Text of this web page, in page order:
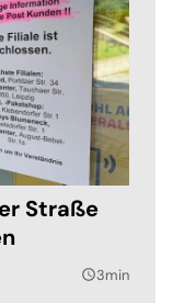
Straße
query_builder3min